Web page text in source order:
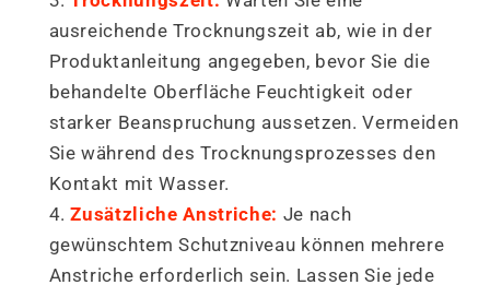
ausreichende Trocknungszeit ab, wie in der
Produktanleitung angegeben, bevor Sie die
behandelte Oberfläche Feuchtigkeit oder
starker Beanspruchung aussetzen. Vermeiden
Sie während des Trocknungsprozesses den
Kontakt mit Wasser.
Zusätzliche Anstriche: Je nach
gewünschtem Schutzniveau können mehrere
Anstriche erforderlich sein. Lassen Sie jede